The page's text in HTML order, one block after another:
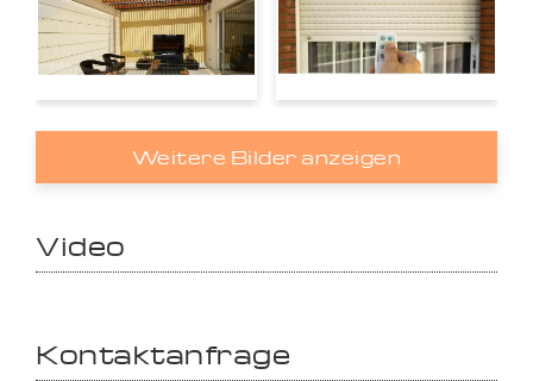
Weitere Bilder anzeigen
Video
Kontaktanfrage